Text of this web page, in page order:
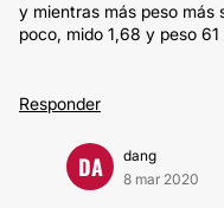
y mientras más peso más
poco, mido 1,68 y peso 61
Responder
DA
dang
8 mar 2020